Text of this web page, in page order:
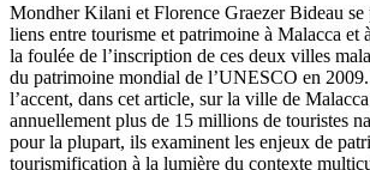
Mondher Kilani et Florence Graezer Bideau se
liens entre tourisme et patrimoine à Malacca et
la foulée de l’inscription de ces deux villes
du patrimoine mondial de l’UNESCO en
l’accent, dans cet article, sur la ville de
annuellement plus de 15 millions de touristes
pour la plupart, ils examinent les enjeux de
tourismification à la lumière du contexte